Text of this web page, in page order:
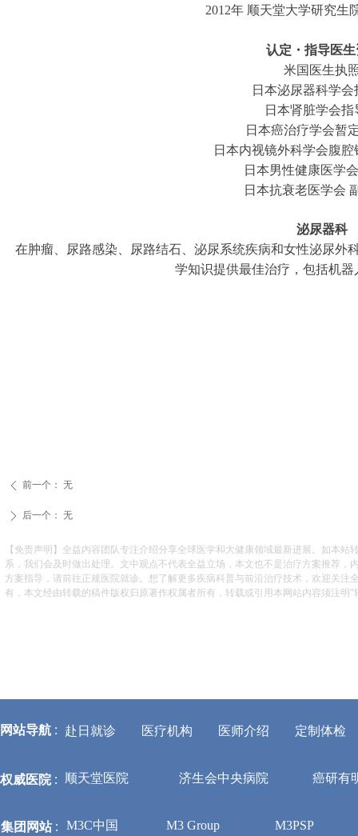
2012年 顺天堂大学研究生
认定・指导医生
米国医生执
日本泌尿器科学会
日本肾脏学会指
日本癌治疗学会暂
日本内视镜外科学会腹
日本男性健康医学
日本抗衰老医学会
泌尿器科
在肿瘤、尿路感染、尿路结石、泌尿系统疾病和女性泌尿外
学知识提供最佳治疗，包括机
ꄴ 前一个： 无
ꄲ 后一个： 无
【免责声明】全益内容团队专注介绍分享全球医学和大健康领域最新进展。如本
系，我们会及时做出处理。文中观点不代表全益立场，本文也不是治疗方案推荐
方案指导，请前往正规医院就诊。想了解更多疾病科普与前沿治疗技术，欢迎关
有，本文经由转载的稿件版权归原著作权属者所有，转载或引用本网站内容须注
网站导航 : 赴日就诊 医疗机构 医师介绍 定制体检
权威医院: 顺天堂医院 济生会中央病院 癌研有
集团网站: M3C中国 M3 Group M3PSP